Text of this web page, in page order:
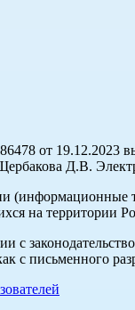
от 19.12.2023
Д.В.
на территории
с
с письменного